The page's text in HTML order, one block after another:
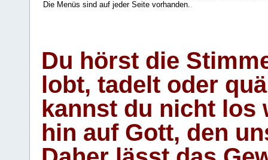
Die Menüs sind auf jeder Seite vorhanden..
Du hörst die
lobt, tadelt oder
kannst du nicht los
hin auf Gott, den